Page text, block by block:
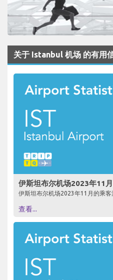
关于 Istanbul 机场 的有用
伊斯坦布尔机场2023年11
伊斯坦布尔机场2023年11月的乘客
查看...